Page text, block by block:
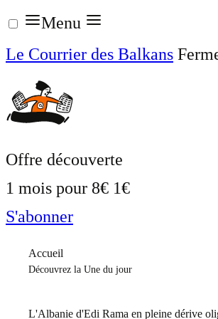
Aller
au
contenu
Menu
Le Courrier des Balkans
Offre découverte
1 mois pour 8€ 1€
S'abonner
Accueil
Découvrez la Une du jour
L'Albanie d'Edi Rama en pleine dérive